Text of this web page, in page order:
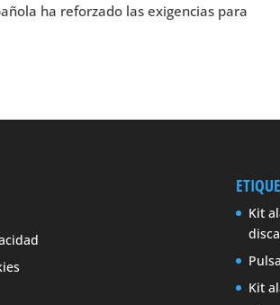
ha reforzado las exigencias para
Kit
Kit